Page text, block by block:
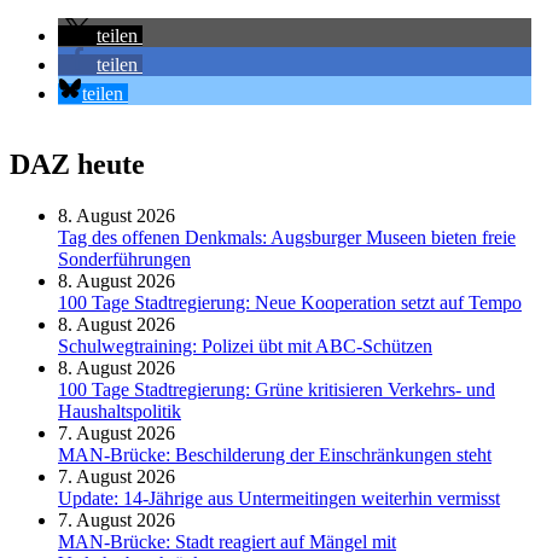
teilen
teilen
teilen
DAZ heute
8. August 2026
Tag des offenen Denkmals: Augsburger Museen bieten freie
Sonderführungen
8. August 2026
100 Tage Stadtregierung: Neue Kooperation setzt auf Tempo
8. August 2026
Schul­weg­trai­ning: Poli­zei übt mit ABC-Schüt­zen
8. August 2026
100 Tage Stadtregierung: Grüne kritisieren Verkehrs- und
Haushaltspolitik
7. August 2026
MAN-Brücke: Beschilderung der Einschränkungen steht
7. August 2026
Update: 14-Jährige aus Untermeitingen weiterhin vermisst
7. August 2026
MAN-Brücke: Stadt reagiert auf Mängel mit